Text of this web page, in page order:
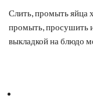
Слить, промыть яйца
промыть, просушить
выкладкой на блюдо